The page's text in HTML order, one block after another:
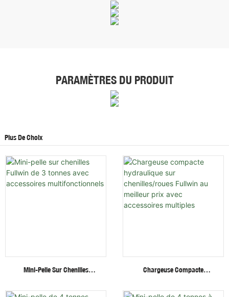
PARAMÈTRES DU PRODUIT
Plus De Choix
Mini-Pelle Sur Chenilles
Accessoires Multifonctionnels
Chargeuse Compacte
Chenilles/roues Fullwin Au